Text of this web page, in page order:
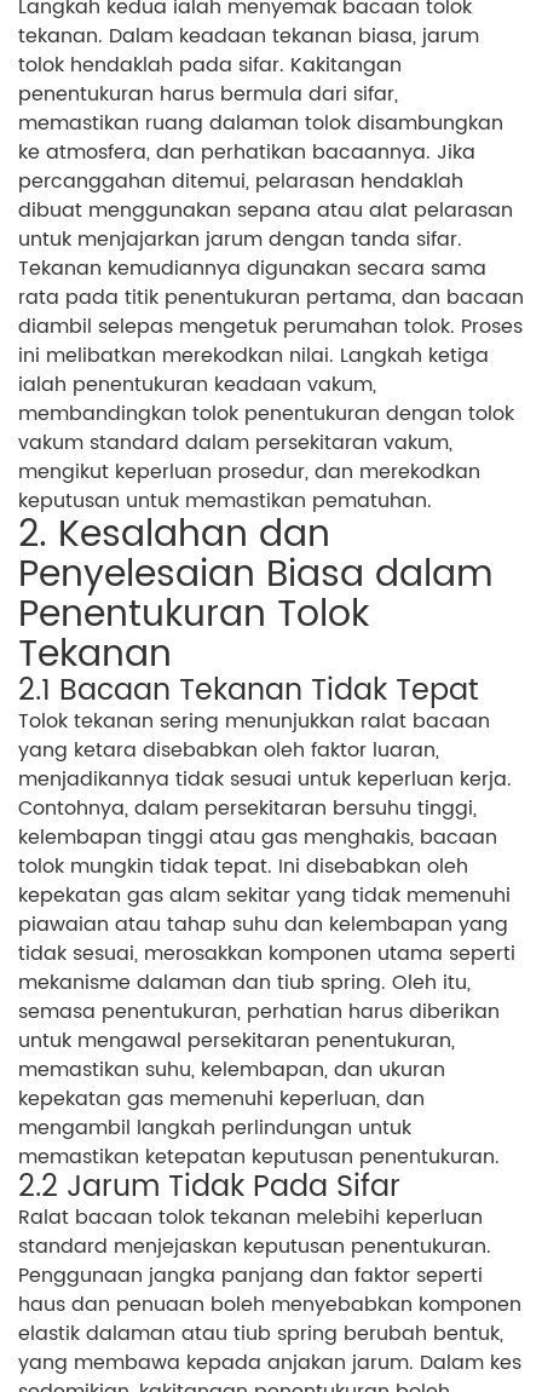
Langkah kedua ialah menyemak bacaan tolok
tekanan. Dalam keadaan tekanan biasa, jarum
tolok hendaklah pada sifar. Kakitangan
penentukuran harus bermula dari sifar,
memastikan ruang dalaman tolok disambungkan
ke atmosfera, dan perhatikan bacaannya. Jika
percanggahan ditemui, pelarasan hendaklah
dibuat menggunakan sepana atau alat pelarasan
untuk menjajarkan jarum dengan tanda sifar.
Tekanan kemudiannya digunakan secara sama
rata pada titik penentukuran pertama, dan bacaan
diambil selepas mengetuk perumahan tolok. Proses
ini melibatkan merekodkan nilai. Langkah ketiga
ialah penentukuran keadaan vakum,
membandingkan tolok penentukuran dengan tolok
vakum standard dalam persekitaran vakum,
mengikut keperluan prosedur, dan merekodkan
keputusan untuk memastikan pematuhan.
2. Kesalahan dan
Penyelesaian Biasa dalam
Penentukuran Tolok
Tekanan
2.1 Bacaan Tekanan Tidak Tepat
Tolok tekanan sering menunjukkan ralat bacaan
yang ketara disebabkan oleh faktor luaran,
menjadikannya tidak sesuai untuk keperluan kerja.
Contohnya, dalam persekitaran bersuhu tinggi,
kelembapan tinggi atau gas menghakis, bacaan
tolok mungkin tidak tepat. Ini disebabkan oleh
kepekatan gas alam sekitar yang tidak memenuhi
piawaian atau tahap suhu dan kelembapan yang
tidak sesuai, merosakkan komponen utama seperti
mekanisme dalaman dan tiub spring. Oleh itu,
semasa penentukuran, perhatian harus diberikan
untuk mengawal persekitaran penentukuran,
memastikan suhu, kelembapan, dan ukuran
kepekatan gas memenuhi keperluan, dan
mengambil langkah perlindungan untuk
memastikan ketepatan keputusan penentukuran.
2.2 Jarum Tidak Pada Sifar
Ralat bacaan tolok tekanan melebihi keperluan
standard menjejaskan keputusan penentukuran.
Penggunaan jangka panjang dan faktor seperti
haus dan penuaan boleh menyebabkan komponen
elastik dalaman atau tiub spring berubah bentuk,
yang membawa kepada anjakan jarum. Dalam kes